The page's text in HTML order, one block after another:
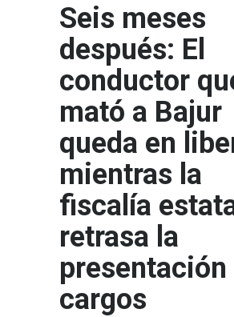
Seis meses
después: El
conductor
mató a Bajur
queda en
mientras la
fiscalía
retrasa la
presentación
cargos